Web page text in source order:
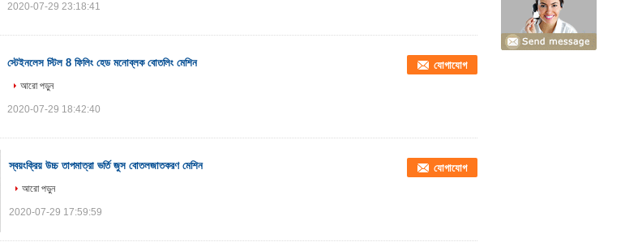
2020-07-29 23:18:41
স্টেইনলেস স্টিল 8 ফিলিং হেড মনোব্লক বোতলিং মেশিন যোগাযোগ
আরো পড়ুন
2020-07-29 18:42:40
স্বয়ংক্রিয় উচ্চ তাপমাত্রা ভর্তি জুস বোতলজাতকরণ মেশিন যোগাযোগ
আরো পড়ুন
2020-07-29 17:59:59